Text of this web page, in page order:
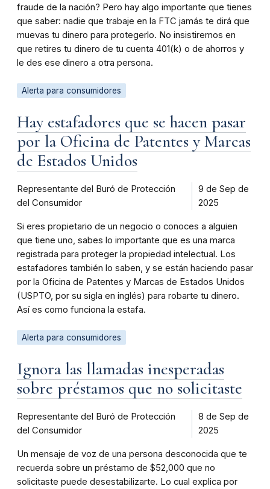
fraude de la nación? Pero hay algo importante que tienes
que saber: nadie que trabaje en la FTC jamás te dirá que
muevas tu dinero para protegerlo. No insistiremos en
que retires tu dinero de tu cuenta 401(k) o de ahorros y
le des ese dinero a otra persona.
Alerta para consumidores
Hay estafadores que se hacen pasar
por la Oficina de Patentes y Marcas
de Estados Unidos
Representante del Buró de Protección
del Consumidor
9 de Sep de
2025
Si eres propietario de un negocio o conoces a alguien
que tiene uno, sabes lo importante que es una marca
registrada para proteger la propiedad intelectual. Los
estafadores también lo saben, y se están haciendo pasar
por la Oficina de Patentes y Marcas de Estados Unidos
(USPTO, por su sigla en inglés) para robarte tu dinero.
Así es como funciona la estafa.
Alerta para consumidores
Ignora las llamadas inesperadas
sobre préstamos que no solicitaste
Representante del Buró de Protección
del Consumidor
8 de Sep de
2025
Un mensaje de voz de una persona desconocida que te
recuerda sobre un préstamo de $52,000 que no
solicitaste puede desestabilizarte. Lo cual explica por